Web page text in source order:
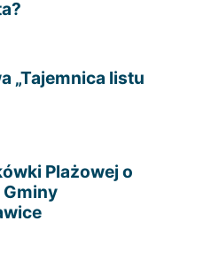
„Tajemnica listu
Plażowej o
Gminy